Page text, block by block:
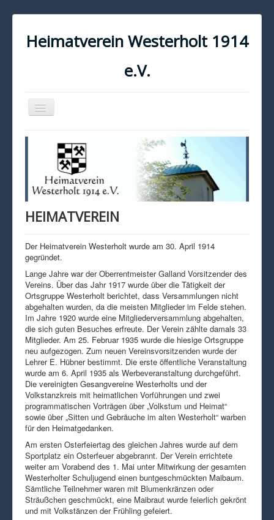
Heimatverein Westerholt 1914
e.V.
Navigation
an/aus
KONTAKT
IMPRESSUM
DATENSCHUTZ
HEIMATVEREIN
Der Heimatverein Westerholt wurde am 30. April 1914
gegründet.
Lange Jahre war der Oberrentmeister Galland Vorsitzender des
Vereins. Über das Jahr 1917 wurde über die Tätigkeit der
Ortsgruppe Westerholt berichtet, dass Versammlungen nicht
abgehalten wurden, da die meisten Mitglieder im Felde stehen.
Im Jahre 1920 wurde eine Mitgliederversammlung abgehalten,
die sich guten Besuches erfreute. Der Verein zählte damals 33
Mitglieder. Am 25. Februar 1935 wurde die hiesige Ortsgruppe
neu aufgezogen. Zum neuen Vereinsvorsitzenden wurde der
Lehrer E. Hübner bestimmt. Die erste öffentliche Veranstaltung
wurde am 6. April 1935 als Werbeveranstaltung durchgeführt.
Die vereinigten Gesangvereine Westerholts und der
Volkstanzkreis mit heimatlichen Vorführungen und zwei
programmatischen Vorträgen über „Volkstum und Heimat“
sowie über „Sitten und Gebräuche im alten Westerholt“ warben
für den Heimatgedanken.
Am ersten Osterfeiertag des gleichen Jahres wurde auf dem
Sportplatz ein Osterfeuer abgebrannt. Der Verein errichtete
weiter am Vorabend des 1. Mai unter Mitwirkung der gesamten
Westerholter Schuljugend einen buntgeschmückten Maibaum.
Sämtliche Teilnehmer waren mit Blumenkränzen oder
Sträußchen geschmückt, eine Maibraut wurde feierlich gekrönt
und mit Volkstänzen der Frühling gefeiert.